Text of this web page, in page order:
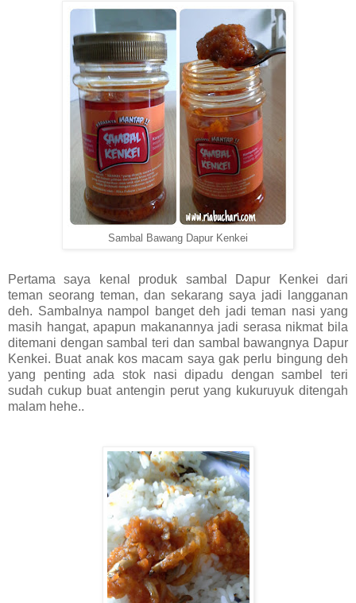
Sambal Bawang Dapur Kenkei
Pertama saya kenal produk sambal Dapur Kenkei dari
teman seorang teman, dan sekarang saya jadi langganan
deh. Sambalnya nampol banget deh jadi teman nasi yang
masih hangat, apapun makanannya jadi serasa nikmat bila
ditemani dengan sambal teri dan sambal bawangnya Dapur
Kenkei. Buat anak kos macam saya gak perlu bingung deh
yang penting ada stok nasi dipadu dengan sambel teri
sudah cukup buat antengin perut yang kukuruyuk ditengah
malam hehe..